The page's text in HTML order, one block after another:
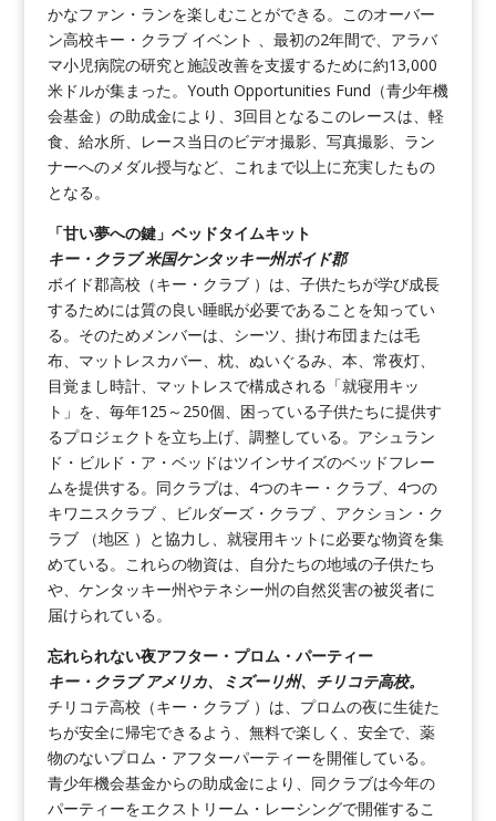
かなファン・ランを楽しむことができる。このオーバー
ン高校キー・クラブ イベント 、最初の2年間で、アラバ
マ小児病院の研究と施設改善を支援するために約13,000
米ドルが集まった。Youth Opportunities Fund（青少年機
会基金）の助成金により、3回目となるこのレースは、軽
食、給水所、レース当日のビデオ撮影、写真撮影、ラン
ナーへのメダル授与など、これまで以上に充実したもの
となる。
「甘い夢への鍵」ベッドタイムキット
キー・クラブ 米国ケンタッキー州ボイド郡
ボイド郡高校（キー・クラブ ）は、子供たちが学び成長
するためには質の良い睡眠が必要であることを知ってい
る。そのためメンバーは、シーツ、掛け布団または毛
布、マットレスカバー、枕、ぬいぐるみ、本、常夜灯、
目覚まし時計、マットレスで構成される「就寝用キッ
ト」を、毎年125～250個、困っている子供たちに提供す
るプロジェクトを立ち上げ、調整している。アシュラン
ド・ビルド・ア・ベッドはツインサイズのベッドフレー
ムを提供する。同クラブは、4つのキー・クラブ、4つの
キワニスクラブ 、ビルダーズ・クラブ 、アクション・ク
ラブ （地区 ）と協力し、就寝用キットに必要な物資を集
めている。これらの物資は、自分たちの地域の子供たち
や、ケンタッキー州やテネシー州の自然災害の被災者に
届けられている。
忘れられない夜アフター・プロム・パーティー
キー・クラブ アメリカ、ミズーリ州、チリコテ高校。
チリコテ高校（キー・クラブ ）は、プロムの夜に生徒た
ちが安全に帰宅できるよう、無料で楽しく、安全で、薬
物のないプロム・アフターパーティーを開催している。
青少年機会基金からの助成金により、同クラブは今年の
パーティーをエクストリーム・レーシングで開催するこ